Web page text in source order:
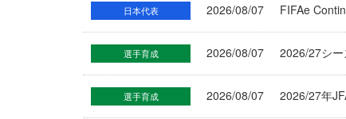
日本代表 2026/08/07 FIFAe
選手育成 2026/08/07 2026/27シ
選手育成 2026/08/07 2026/27年